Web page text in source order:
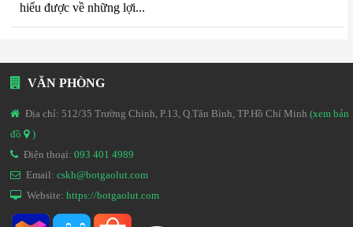
hiểu được về những lợi...
VĂN PHÒNG
Địa chỉ: 512/35 Trường Chinh, P.13, Q.Tân Bình, TP.Hồ Chí Minh (xem bản
đồ
)
Điện thoại: 093 401 4989
Email: cskh@botgaolut.com
Website: https://botgaolut.com